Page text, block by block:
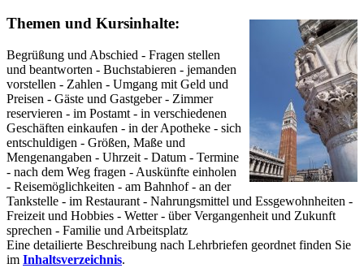
Themen und Kursinhalte:
Begrüßung und Abschied - Fragen stellen
und beantworten - Buchstabieren - jemanden
vorstellen - Zahlen - Umgang mit Geld und
Preisen - Gäste und Gastgeber - Zimmer
reservieren - im Postamt - in verschiedenen
Geschäften einkaufen - in der Apotheke - sich
entschuldigen - Größen, Maße und
Mengenangaben - Uhrzeit - Datum - Termine
- nach dem Weg fragen - Auskünfte einholen
- Reisemöglichkeiten - am Bahnhof - an der
Tankstelle - im Restaurant - Nahrungsmittel und Essgewohnheiten -
Freizeit und Hobbies - Wetter - über Vergangenheit und Zukunft
sprechen - Familie und Arbeitsplatz
Eine detailierte Beschreibung nach Lehrbriefen geordnet finden Sie
im Inhaltsverzeichnis.